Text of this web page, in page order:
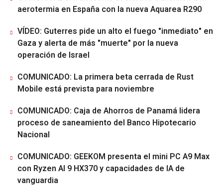
aerotermia en España con la nueva Aquarea R290
VÍDEO: Guterres pide un alto el fuego "inmediato" en
Gaza y alerta de más "muerte" por la nueva
operación de Israel
COMUNICADO: La primera beta cerrada de Rust
Mobile está prevista para noviembre
COMUNICADO: Caja de Ahorros de Panamá lidera
proceso de saneamiento del Banco Hipotecario
Nacional
COMUNICADO: GEEKOM presenta el mini PC A9 Max
con Ryzen AI 9 HX370 y capacidades de IA de
vanguardia